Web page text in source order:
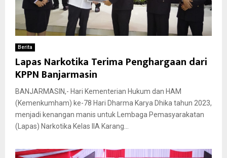
Berita
Lapas Narkotika Terima Penghargaan dari
KPPN Banjarmasin
BANJARMASIN,- Hari Kementerian Hukum dan HAM
(Kemenkumham) ke-78 Hari Dharma Karya Dhika tahun 2023,
menjadi kenangan manis untuk Lembaga Pemasyarakatan
(Lapas) Narkotika Kelas IIA Karang...